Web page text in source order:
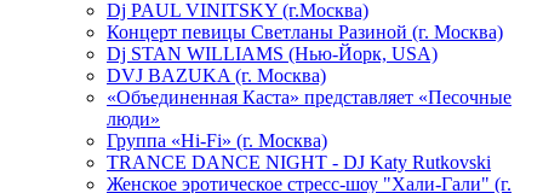
Dj PAUL VINITSKY (г.Москва)
Концерт певицы Светланы Разиной (г. Москва)
Dj STAN WILLIAMS (Нью-Йорк, USA)
DVJ BAZUKA (г. Москва)
«Объединенная Каста» представляет «Песочные
люди»
Группа «Hi-Fi» (г. Москва)
TRANCE DANCE NIGHT - DJ Katy Rutkovski
Женское эротическое стресс-шоу "Хали-Гали" (г.